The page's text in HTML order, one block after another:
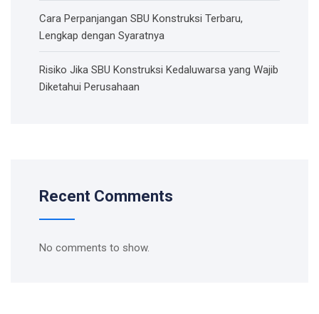
Cara Perpanjangan SBU Konstruksi Terbaru,
Lengkap dengan Syaratnya
Risiko Jika SBU Konstruksi Kedaluwarsa yang Wajib
Diketahui Perusahaan
Recent Comments
No comments to show.